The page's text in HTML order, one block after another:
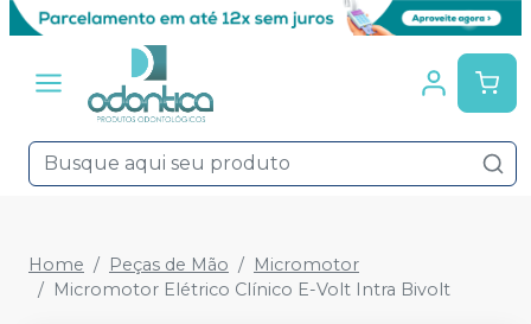
Home Peças de Mão
Micromotor
Micromotor Elétrico Clínico E-Volt Intra Bivolt